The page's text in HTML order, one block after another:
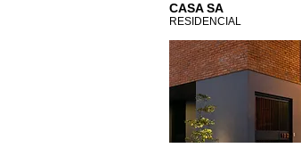
CASA SA
RESIDENCIAL